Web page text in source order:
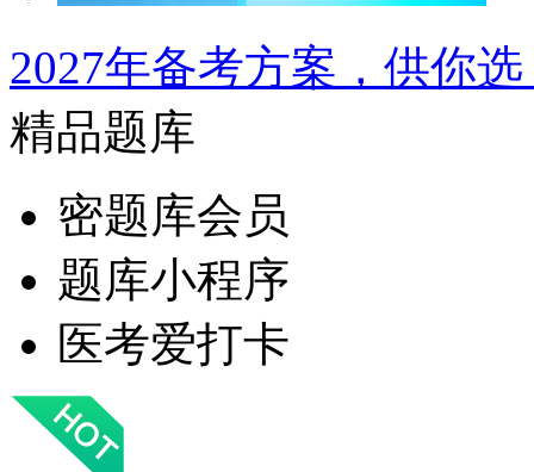
2027年备考方案，供你
精品题库
密题库会员
题库小程序
医考爱打卡